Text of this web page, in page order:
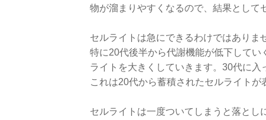
物が溜まりやすくなるので、結果として
セルライトは急にできるわけではありま
特に20代後半から代謝機能が低下して
ライトを大きくしていきます。30代に入
これは20代から蓄積されたセルライトが
セルライトは一度ついてしまうと落とし